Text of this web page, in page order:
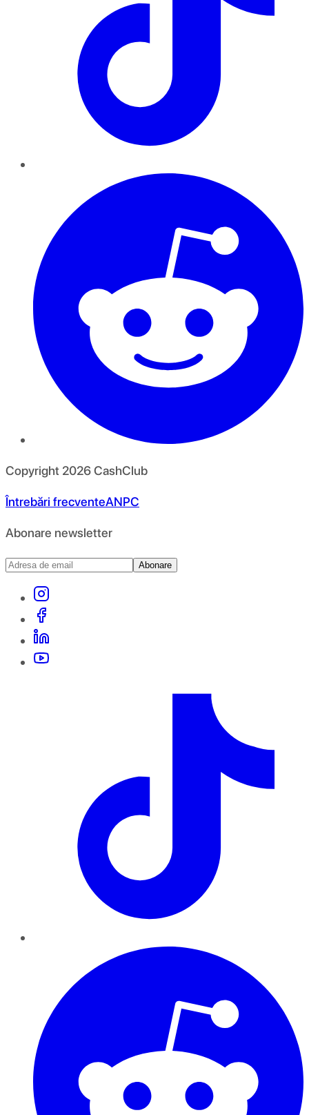
Copyright 2026CashClub
Întrebări frecventeANPC
Abonare newsletter
Abonare